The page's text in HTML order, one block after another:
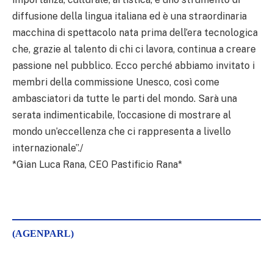
diffusione della lingua italiana ed è una straordinaria
macchina di spettacolo nata prima dell’era tecnologica
che, grazie al talento di chi ci lavora, continua a creare
passione nel pubblico. Ecco perché abbiamo invitato i
membri della commissione Unesco, così come
ambasciatori da tutte le parti del mondo. Sarà una
serata indimenticabile, l’occasione di mostrare al
mondo un’eccellenza che ci rappresenta a livello
internazionale”./
*Gian Luca Rana, CEO Pastificio Rana*
(AGENPARL)